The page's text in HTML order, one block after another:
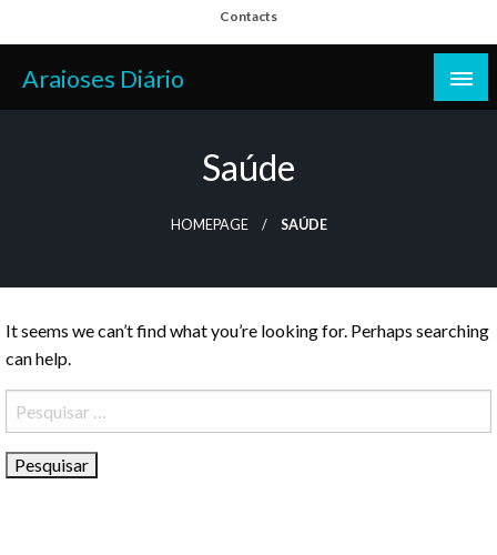
to
content
Contacts
Araioses Diário
Saúde
HOMEPAGE SAÚDE
It seems we can’t find what you’re looking for. Perhaps searching
can help.
Pesquisar
por: